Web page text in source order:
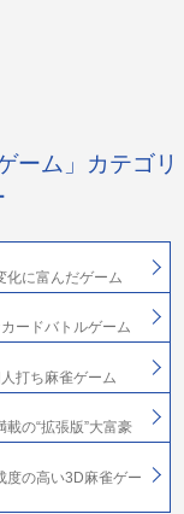
ーム」カテゴリ
化に富んだゲーム
ードバトルゲーム
打ち麻雀ゲーム
の“拡張版”大富豪
度の高い3D麻雀ゲー